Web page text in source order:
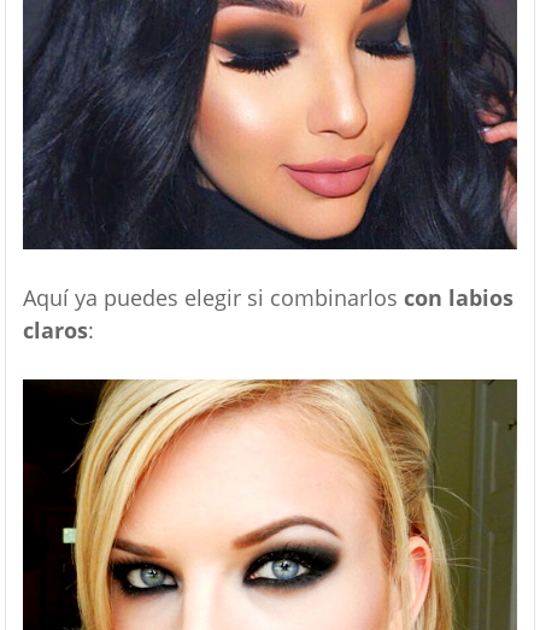
Aquí ya puedes elegir si combinarlos con labios
claros: